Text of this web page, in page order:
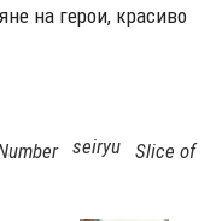
на герои, красиво
seiryu Slice of